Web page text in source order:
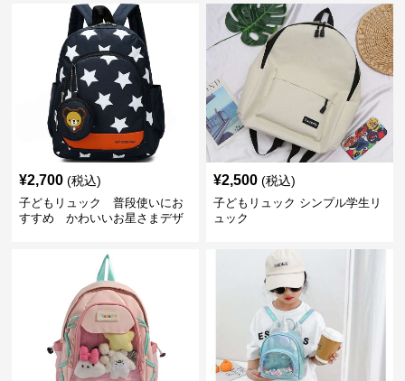
¥2,700 (税込)
子どもリュック 普段使いにお
すすめ かわいいお星さまデザ
¥2,500 (税込)
子どもリュック シンプル学生リ
ュック